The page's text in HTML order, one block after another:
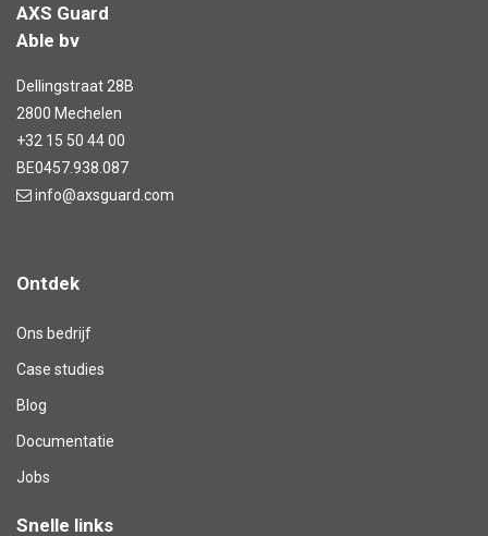
AXS Guard
Able bv
Dellingstraat 28B
2800 Mechelen
+32 15 50 44 00
BE0457.938.087
info@axsguard.com
Ontdek
Ons bedrijf
Case studies
Blog​
Documentatie
Jobs
Snelle links